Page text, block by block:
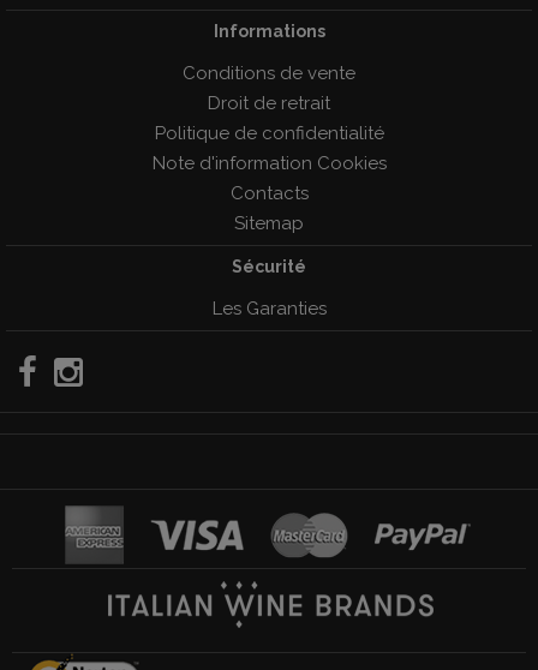
Informations
Conditions de vente
Droit de retrait
Politique de confidentialité
Note d'information Cookies
Contacts
Sitemap
Sécurité
Les Garanties